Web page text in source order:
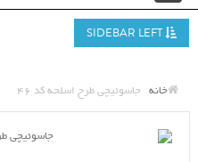
خانه جاسوئیچی طرح اسلحه کد 46